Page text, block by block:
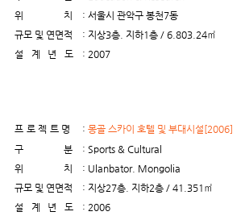
위치: 서울시 관악구 봉천7동
규모 및 연면적
: 지상3층. 지하1층 / 6.803.24㎡
설계년도
: 2007
프로젝트명 : 몽골 스카이 호텔 및 부대시설[2006]
구분: Sports & Cultural
위치: Ulanbator. Mongolia
규모 및 연면적
: 지상27층. 지하2층 / 41.351㎡
설계년도
: 2006